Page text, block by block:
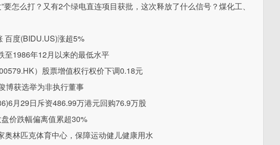
要怎么打？又有2个绿电直连项目获批，这次释放了什么信号？煤化工、
百度(BIDU.US)涨超5%
至1986年12月以来的最低水平
）股票增值权行权价下调0.18元
博获选举为非执行董事
月29日斥资486.99万港元回购76.9万股
价跌幅偏离值累超30%
奥林匹克体育中心，保障运动健儿健康用水